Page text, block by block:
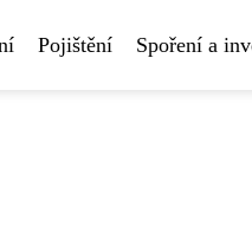
Pojištění Spoření a